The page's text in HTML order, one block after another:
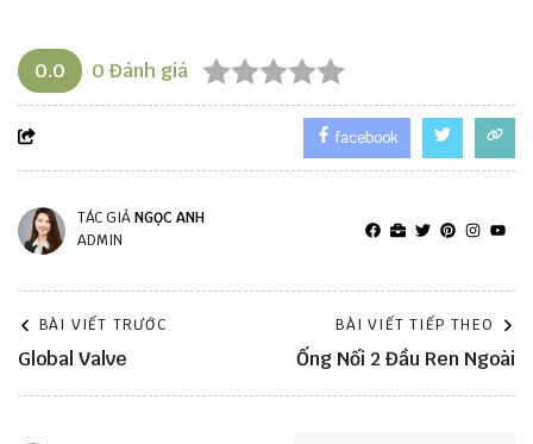
0.0 0 Đánh giá
facebook
TÁC GIẢNGỌC ANH
ADMIN
BÀI VIẾT TRƯỚC
Global Valve
BÀI VIẾT TIẾP THEO
Ống Nối 2 Đầu Ren Ngoài